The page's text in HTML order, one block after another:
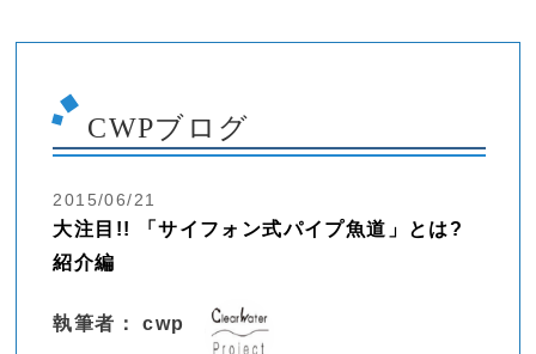
CWPブログ
2015/06/21
大注目!! 「サイフォン式パイプ魚道」とは?
紹介編
執筆者： cwp